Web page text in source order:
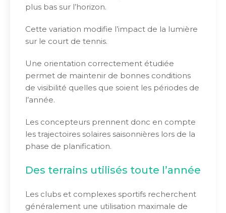
plus bas sur l’horizon.
Cette variation modifie l’impact de la lumière
sur le court de tennis.
Une orientation correctement étudiée
permet de maintenir de bonnes conditions
de visibilité quelles que soient les périodes de
l’année.
Les concepteurs prennent donc en compte
les trajectoires solaires saisonnières lors de la
phase de planification.
Des terrains utilisés toute l’année
Les clubs et complexes sportifs recherchent
généralement une utilisation maximale de